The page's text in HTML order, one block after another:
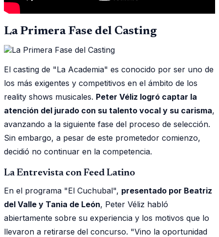
La Primera Fase del Casting
El casting de "La Academia" es conocido por ser uno de
los más exigentes y competitivos en el ámbito de los
reality shows musicales. Peter Véliz logró captar la
atención del jurado con su talento vocal y su carisma,
avanzando a la siguiente fase del proceso de selección.
Sin embargo, a pesar de este prometedor comienzo,
decidió no continuar en la competencia.
La Entrevista con Feed Latino
En el programa "El Cuchubal", presentado por Beatriz
del Valle y Tania de León, Peter Véliz habló
abiertamente sobre su experiencia y los motivos que lo
llevaron a retirarse del concurso. "Vino la oportunidad